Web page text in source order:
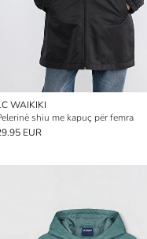
WAIKIKI
shiu me kapuç për femra
EUR